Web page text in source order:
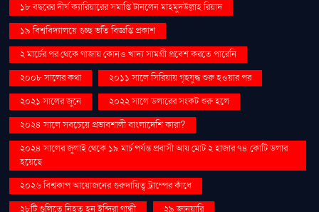
১৮ বছরের দীর্ঘ ক্যারিয়ারের সমাপ্তি টানলেন মাহমুদউল্লাহ রিয়াদ
১৯ বিশ্ববিদ্যালয়ে গুচ্ছ ভর্তি বিজ্ঞপ্তি প্রকাশ
২ মার্চের পর থেকে গাজায় কোনও খাদ্য সামগ্রী প্রবেশ করতে পারেনি
২০০৮ সালের কথা
২০১১ সালে সিরিয়ায় গৃহযুদ্ধ শুরু হওয়ার পর
২০২১ সালের জুনে
২০২২ সালে ডলারের সংকট শুরু হলে
২০২৪ সালে সবচেয়ে প্রভাবশালী বাংলাদেশি কারা?
২০২৪ সালের জুলাই থেকে ১৯ মার্চ পর্যন্ত প্রবাসী আয় মোট ২ হাজার ৭৪ কোটি ডলার
হয়েছে
২০২৬ বিশ্বকাপ আয়োজনের গুরুদায়িত্ব ট্রাম্পের কাঁধে
২৮টি গুলিতে নিহত হন ইন্দিরা গান্ধী
২৯ জানুয়ারি